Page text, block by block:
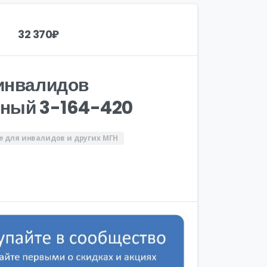
32 370₽
3-164-420
для инвалидов и других МГН